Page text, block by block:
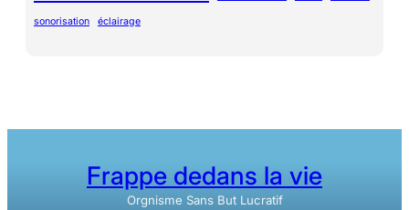
sonorisation éclairage
Frappe dedans la vie
Orgnisme Sans But Lucratif